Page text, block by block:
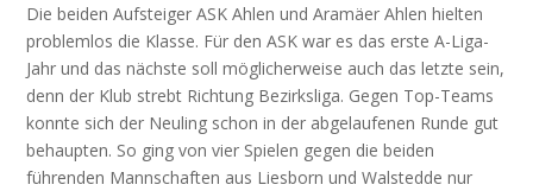
Die beiden Aufsteiger ASK Ahlen und Aramäer Ahlen hielten
problemlos die Klasse. Für den ASK war es das erste A-Liga-
Jahr und das nächste soll möglicherweise auch das letzte sein,
denn der Klub strebt Richtung Bezirksliga. Gegen Top-Teams
konnte sich der Neuling schon in der abgelaufenen Runde gut
behaupten. So ging von vier Spielen gegen die beiden
führenden Mannschaften aus Liesborn und Walstedde nur